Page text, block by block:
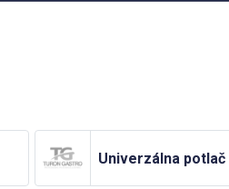
Univerzálna potlač